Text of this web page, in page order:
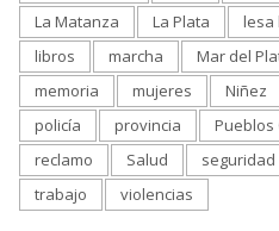
La Matanza
La Plata lesa
libros
marcha Mar del
memoria
mujeres Niñez
policía
provincia Pueblos
reclamo
Salud seguridad
trabajo
violencias